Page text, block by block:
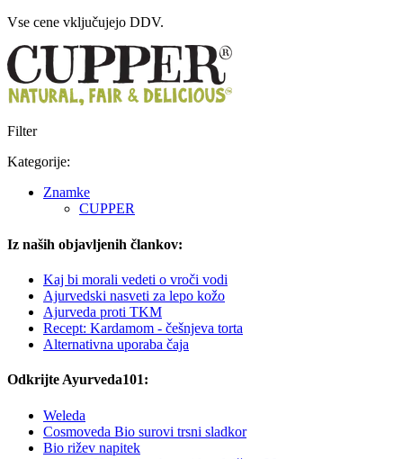
Vse cene vključujejo DDV.
Filter
Kategorije:
Znamke
CUPPER
Iz naših objavljenih člankov:
Kaj bi morali vedeti o vroči vodi
Ajurvedski nasveti za lepo kožo
Ajurveda proti TKM
Recept: Kardamom - češnjeva torta
Alternativna uporaba čaja
Odkrijte Ayurveda101:
Weleda
Cosmoveda Bio surovi trsni sladkor
Bio rižev napitek